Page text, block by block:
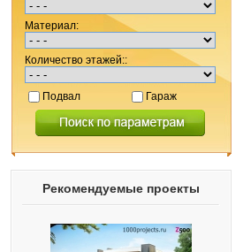
Материал:
Количество этажей::
Подвал Гараж
Рекомендуемые проекты